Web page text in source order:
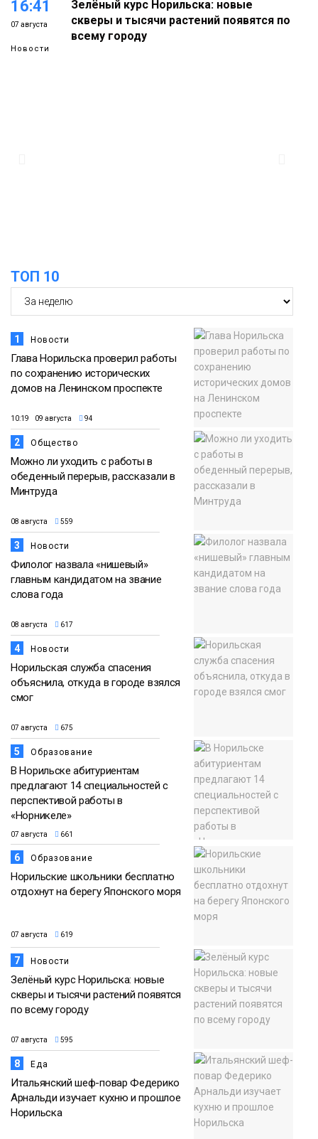
16:41
07 августа
Новости
Зелёный курс Норильска: новые
скверы и тысячи растений появятся по
всему городу
07 августа
ТОП 10
1 Новости
Глава Норильска проверил работы
по сохранению исторических
домов на Ленинском проспекте
10:19 09 августа 94
2 Общество
Можно ли уходить с работы в
обеденный перерыв, рассказали в
Минтруда
08 августа 559
3 Новости
Филолог назвала «нишевый»
главным кандидатом на звание
слова года
08 августа 617
4 Новости
Норильская служба спасения
объяснила, откуда в городе взялся
смог
07 августа 675
5 Образование
В Норильске абитуриентам
предлагают 14 специальностей с
перспективой работы в
«Норникеле»
07 августа 661
6 Образование
Норильские школьники бесплатно
отдохнут на берегу Японского моря
07 августа 619
7 Новости
Зелёный курс Норильска: новые
скверы и тысячи растений появятся
по всему городу
07 августа 595
8 Еда
Итальянский шеф-повар Федерико
Арнальди изучает кухню и прошлое
Норильска